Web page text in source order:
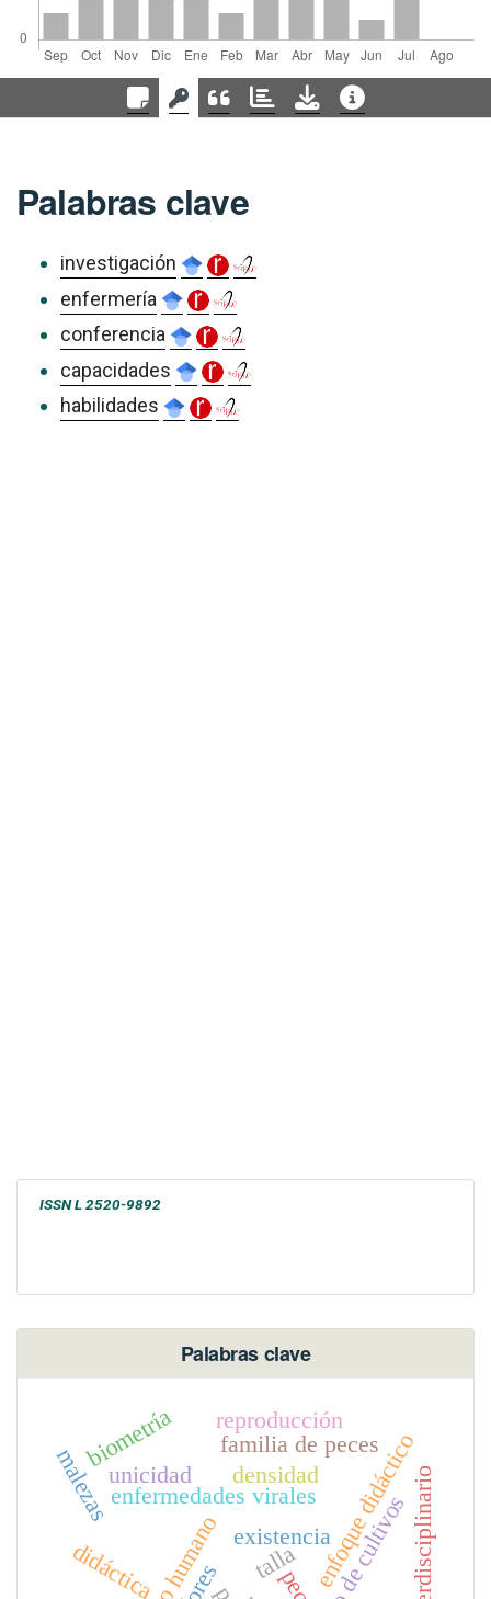
Palabras clave
investigación
enfermería
conferencia
capacidades
habilidades
ISSN L 2520-9892
Palabras clave
enfermedades virales
existenciaenfoque didáctico
unicidad
didáctica
densidad
talla
malezas
biometría familia de peces
reproducción